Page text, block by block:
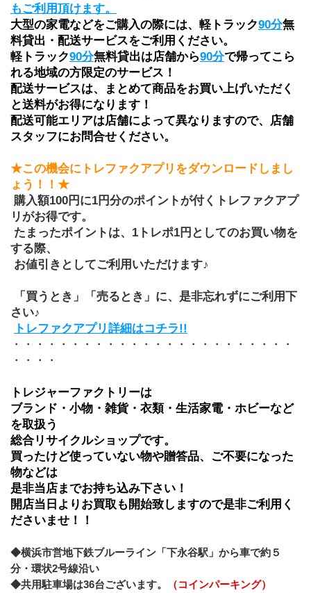
もご利用頂けます。
大型の家電などをご購入の際には、軽トラック90分無
料貸出・配送サービスをご利用ください。
軽トラック90分無料貸出は店舗から90分で帰ってこら
れる地域の方限定のサービス！
配送サービスは、まとめて商品をお買い上げいただく
と送料がお得になります！
配送可能エリアは店舗によって異なりますので、店舗
スタッフにお問合せください。
★この機会にトレファクアプリをダウンロードしまし
ょう！！★
リがお得です。
する際、
お値引きとしてご利用いただけます♪
さい♪
トレファクアプリ詳細はコチラ!!
・・・・・・・・・・・・・・・・・・・・・・・・
・・・・
トレジャーファクトリーは
ブランド・小物・雑貨・衣類・生活家電・ホビーなど
を取扱う
総合リサイクルショップです。
買ったけど使っていない物や贈答品、ご不要になった
物などは
是非当店までお持ち込み下さい！
開店当日よりお買取も開始致しますので是非ご利用く
ださいませ！！
◆横浜市営地下鉄ブルーライン「下永谷駅」から車で約５
分・環状2号線沿い
◆共用駐車場は36台ございます。
（コインパーキング）